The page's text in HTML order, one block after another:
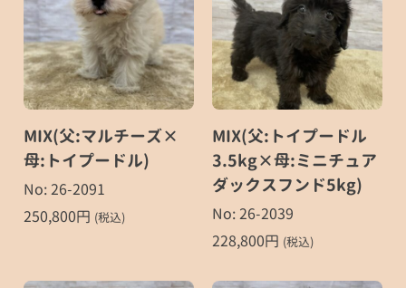
MIX(父:マルチーズ×
母:トイプードル)
No: 26-2091
250,800円 (税込)
MIX(父:トイプードル
3.5kg×母:ミニチュア
ダックスフンド5kg)
No: 26-2039
228,800円 (税込)